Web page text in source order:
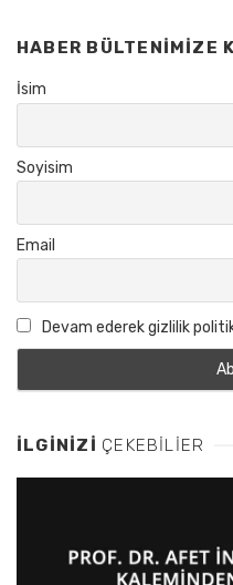
HABER BÜLTENIMIZE
İsim
Soyisim
Email
Devam ederek gizlilik
İLGINIZI ÇEKEBILIER